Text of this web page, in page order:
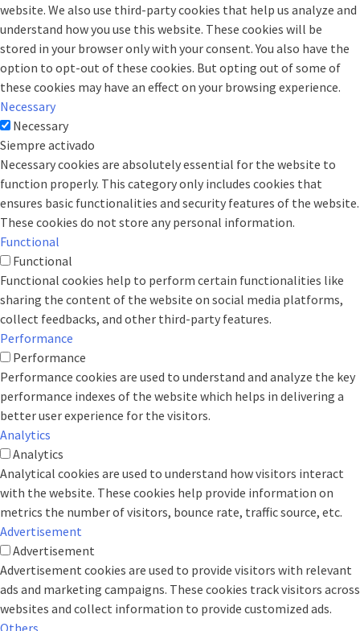
website. We also use third-party cookies that help us analyze and
understand how you use this website. These cookies will be
stored in your browser only with your consent. You also have the
option to opt-out of these cookies. But opting out of some of
these cookies may have an effect on your browsing experience.
Necessary
Necessary
Siempre activado
Necessary cookies are absolutely essential for the website to
function properly. This category only includes cookies that
ensures basic functionalities and security features of the website.
These cookies do not store any personal information.
Functional
Functional
Functional cookies help to perform certain functionalities like
sharing the content of the website on social media platforms,
collect feedbacks, and other third-party features.
Performance
Performance
Performance cookies are used to understand and analyze the key
performance indexes of the website which helps in delivering a
better user experience for the visitors.
Analytics
Analytics
Analytical cookies are used to understand how visitors interact
with the website. These cookies help provide information on
metrics the number of visitors, bounce rate, traffic source, etc.
Advertisement
Advertisement
Advertisement cookies are used to provide visitors with relevant
ads and marketing campaigns. These cookies track visitors across
websites and collect information to provide customized ads.